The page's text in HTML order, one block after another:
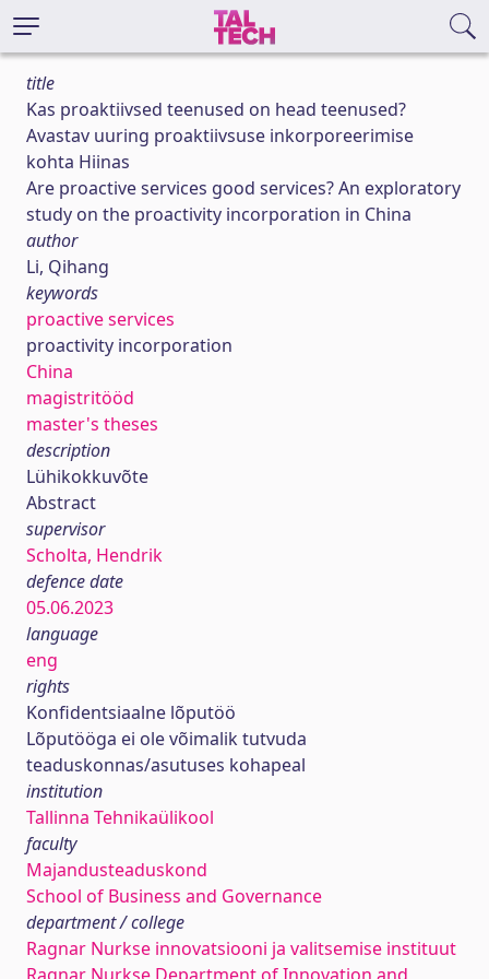
title
Kas proaktiivsed teenused on head teenused?
Avastav uuring proaktiivsuse inkorporeerimise
kohta Hiinas
Are proactive services good services? An exploratory
study on the proactivity incorporation in China
author
Li, Qihang
keywords
proactive services
proactivity incorporation
China
magistritööd
master's theses
description
Lühikokkuvõte
Abstract
supervisor
Scholta, Hendrik
defence date
05.06.2023
language
eng
rights
Konfidentsiaalne lõputöö
Lõputööga ei ole võimalik tutvuda
teaduskonnas/asutuses kohapeal
institution
Tallinna Tehnikaülikool
faculty
Majandusteaduskond
School of Business and Governance
department / college
Ragnar Nurkse innovatsiooni ja valitsemise instituut